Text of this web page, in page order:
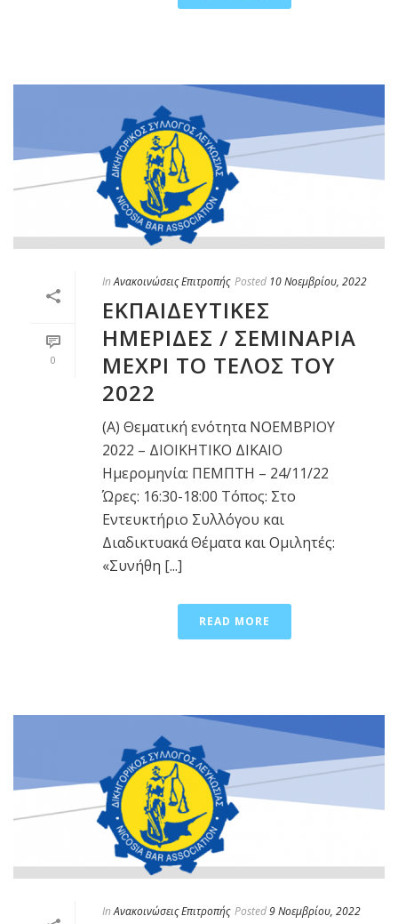
0
In Ανακοινώσεις Επιτροπής Posted 10 Νοεμβρίου, 2022
ΕΚΠΑΙΔΕΥΤΙΚΕΣ
ΗΜΕΡΙΔΕΣ / ΣΕΜΙΝΑΡΙΑ
ΜΕΧΡΙ ΤΟ ΤΕΛΟΣ ΤΟΥ
2022
(Α) Θεματική ενότητα ΝΟΕΜΒΡΙΟΥ
2022 – ΔΙΟΙΚΗΤΙΚΟ ΔΙΚΑΙΟ
Ημερομηνία: ΠΕΜΠΤΗ – 24/11/22
Ώρες: 16:30-18:00 Τόπος: Στο
Εντευκτήριο Συλλόγου και
Διαδικτυακά Θέματα και Ομιλητές:
«Συνήθη [...]
READ MORE
In Ανακοινώσεις Επιτροπής Posted9 Νοεμβρίου, 2022